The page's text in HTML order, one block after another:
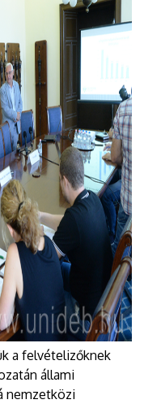
a felvételizőknek
állami
nemzetközi